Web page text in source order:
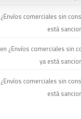
¿Envíos comerciales sin
está
en ¿Envíos comerciales sin
ya está
¿Envíos comerciales sin
está